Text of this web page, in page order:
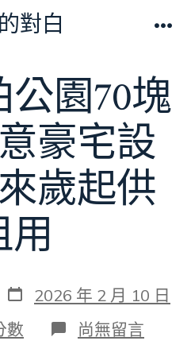
對白
園70塊
豪宅設
歲起供
用
發
表
日
期
2026 年 2 月 10 日
數 在
〈武
尚無留言